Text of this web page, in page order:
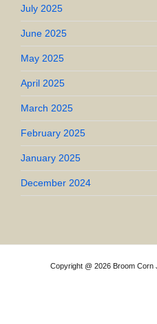
July 2025
June 2025
May 2025
April 2025
March 2025
February 2025
January 2025
December 2024
Copyright @ 2026 Broom Corn